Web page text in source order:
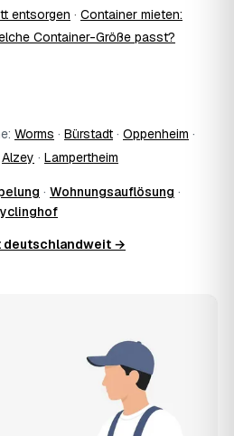
entsorgen · Container mieten:
Container-Größe passt?
Worms · Bürstadt · Oppenheim ·
Alzey · Lampertheim
· Wohnungsauflösung ·
deutschlandweit →